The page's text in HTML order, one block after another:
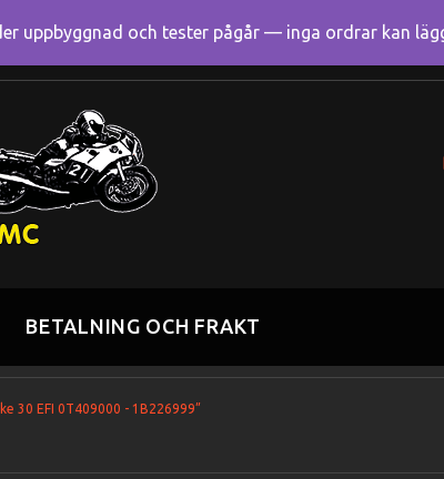
BETALNING OCH FRAKT
30 EFI 0T409000 - 1B226999”
uppbyggnad och tester pågår — inga ordrar kan